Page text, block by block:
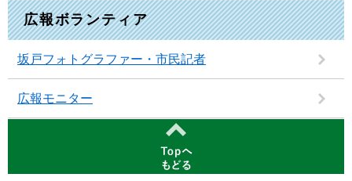
広報ボランティア
坂戸フォトグラファー・市民記者
広報モニター